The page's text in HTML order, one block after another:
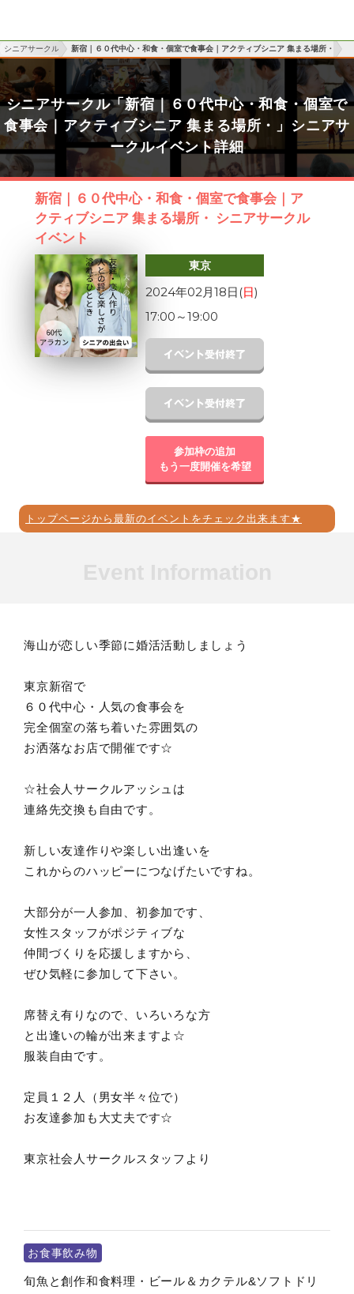
シニアサークル 新宿｜６０代中心・和食・個室で食事会｜アクティブシニア 集まる場所・
シニアサークル「新宿｜６０代中心・和食・個室で
食事会｜アクティブシニア 集まる場所・」シニアサ
ークルイベント詳細
新宿｜６０代中心・和食・個室で食事会｜ア
クティブシニア 集まる場所・ シニアサークル
イベント
東京
2024年02月18日(日)
17:00 ～19:00
参加枠の追加
もう一度開催を希望
トップページから最新のイベントをチェック出来ます★
海山が恋しい季節に婚活活動しましょう
東京新宿で
６０代中心・人気の食事会を
完全個室の落ち着いた雰囲気の
お洒落なお店で開催です☆
☆社会人サークルアッシュは
連絡先交換も自由です。
新しい友達作りや楽しい出逢いを
これからのハッピーにつなげたいですね。
大部分が一人参加、初参加です、
女性スタッフがポジティブな
仲間づくりを応援しますから、
ぜひ気軽に参加して下さい。
席替え有りなので、いろいろな方
と出逢いの輪が出来ますよ☆
服装自由です。
定員１２人（男女半々位で）
お友達参加も大丈夫です☆
東京社会人サークルスタッフより
お食事飲み物
旬魚と創作和食料理・ビール＆カクテル&ソフトドリ